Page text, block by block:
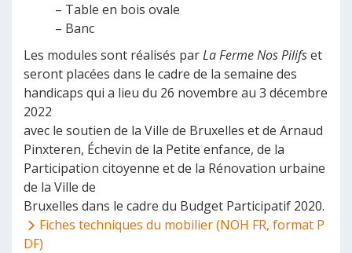
– Table en bois ovale
– Banc
Les modules sont réalisés parLa Ferme Nos Pilifset
seront placées dans le cadre de la semaine des
handicaps qui a lieu du 26 novembre au 3 décembre
2022
avec le soutien de la Ville de Bruxelles et de Arnaud
Pinxteren, Échevin de la Petite enfance, de la
Participation citoyenne et de la Rénovation urbaine
de la Ville de
Bruxelles dans le cadre du Budget Participatif 2020.
Fiches techniques du mobilier (NOH FR, format P
DF)